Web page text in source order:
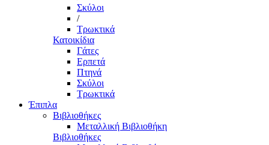
Σκύλοι
/
Τρωκτικά
Κατοικίδια
Γάτες
Ερπετά
Πτηνά
Σκύλοι
Τρωκτικά
Έπιπλα
Βιβλιοθήκες
Μεταλλική Βιβλιοθήκη
Βιβλιοθήκες